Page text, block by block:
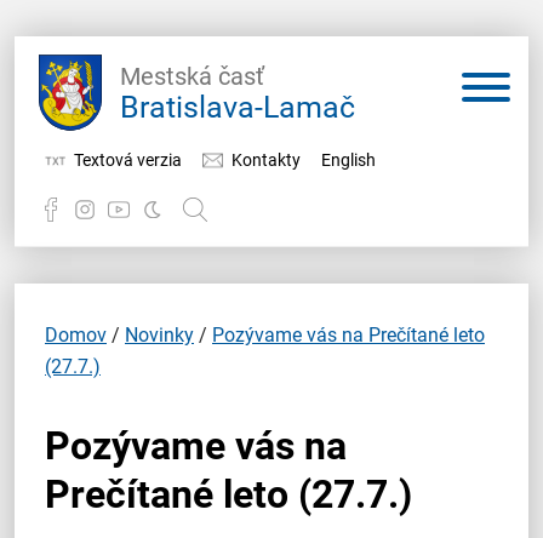
Mestská časť
Bratislava-Lamač
Textová verzia Kontakty English
Samospráva
Miestny úrad
O Lamači
Domov / Novinky / Pozývame vás na Prečítané leto
(27.7.)
Pozývame vás na
Prečítané leto (27.7.)